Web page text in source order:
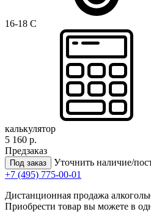
16-18 C
калькулятор
5 160 р.
Предзаказ
Под заказ
Уточнить наличие/
+7 (495) 775-00-01
Дистанционная продажа
Приобрести товар вы можете в